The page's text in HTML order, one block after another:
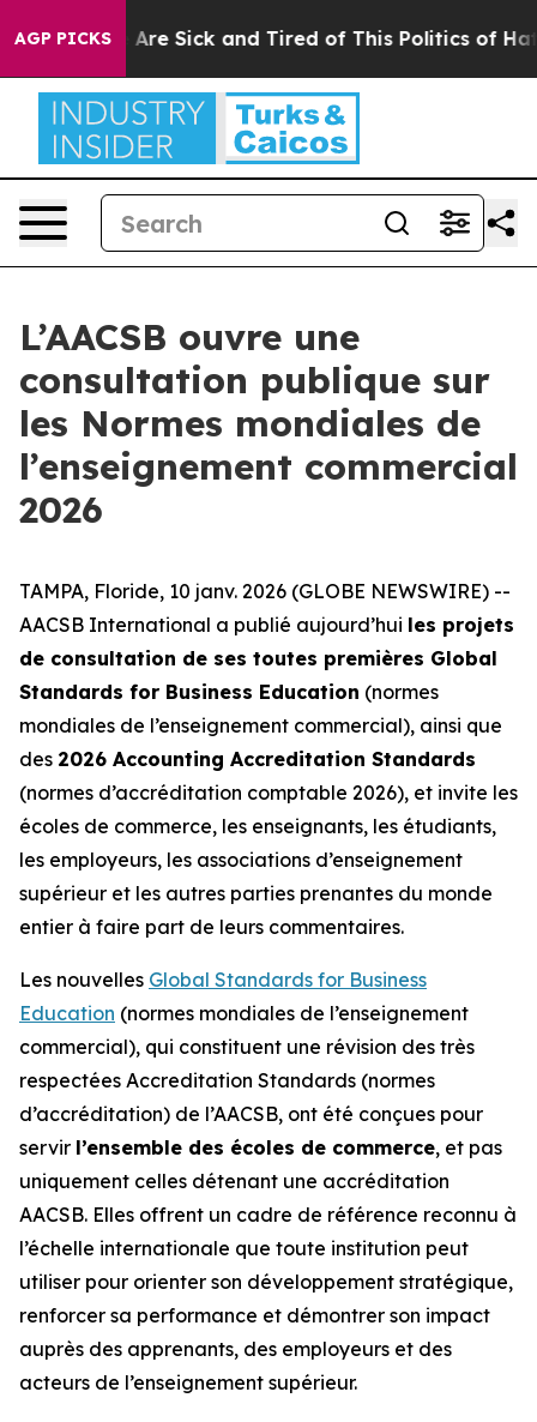
AGP PICKSAre Sick and Tired of This Politics of
L’AACSB ouvre une
consultation publique sur
les Normes mondiales de
l’enseignement commercial
2026
TAMPA, Floride, 10 janv. 2026 (GLOBE NEWSWIRE) --
AACSB International a publié aujourd’hui les projets
de consultation de ses toutes premières Global
Standards for Business Education (normes
mondiales de l’enseignement commercial), ainsi que
des 2026 Accounting Accreditation Standards
(normes d’accréditation comptable 2026), et invite les
écoles de commerce, les enseignants, les étudiants,
les employeurs, les associations d’enseignement
supérieur et les autres parties prenantes du monde
entier à faire part de leurs commentaires.
Les nouvelles Global Standards for Business
Education (normes mondiales de l’enseignement
commercial), qui constituent une révision des très
respectées Accreditation Standards (normes
d’accréditation) de l’AACSB, ont été conçues pour
servir l’ensemble des écoles de commerce, et pas
uniquement celles détenant une accréditation
AACSB. Elles offrent un cadre de référence reconnu à
l’échelle internationale que toute institution peut
utiliser pour orienter son développement stratégique,
renforcer sa performance et démontrer son impact
auprès des apprenants, des employeurs et des
acteurs de l’enseignement supérieur.